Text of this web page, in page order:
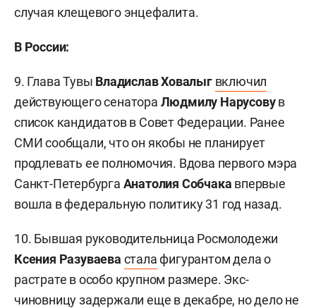
случая клещевого энцефалита.
В России:
9. Глава Тувы Владислав Ховалыг включил
действующего сенатора Людмилу Нарусовув
список кандидатов в Совет Федерации. Ранее
СМИ сообщали, что он якобы не планирует
продлевать ее полномочия. Вдова первого мэра
Санкт-Петербурга Анатолия Собчака впервые
вошла в федеральную политику 31 год назад.
10. Бывшая руководительница Росмолодежи
Ксения Разуваева стала фигурантом дела о
растрате в особо крупном размере. Экс-
чиновницу задержали еще в декабре, но дело не